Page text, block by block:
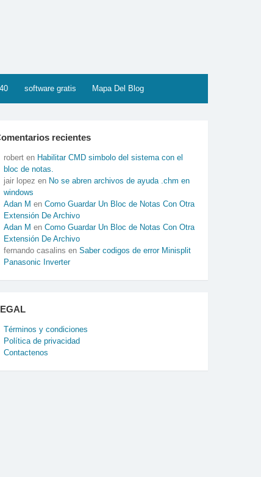
software gratis Mapa Del Blog
recientes
roberten Habilitar CMD simbolo del sistema con el
bloc de notas.
jair lopez en No se abren archivos de ayuda .chm en
windows
Adan M en Como Guardar Un Bloc de Notas Con Otra
Extensión De Archivo
Adan M en Como Guardar Un Bloc de Notas Con Otra
Extensión De Archivo
fernando casalins en Saber codigos de error Minisplit
Panasonic Inverter
Términos y condiciones
Política de privacidad
Contactenos